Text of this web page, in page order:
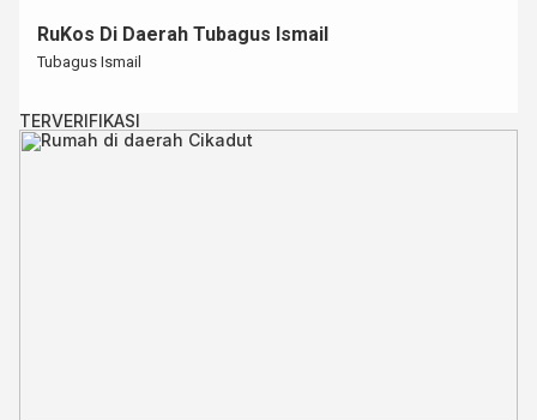
RuKos Di Daerah Tubagus Ismail
Tubagus Ismail
TERVERIFIKASI